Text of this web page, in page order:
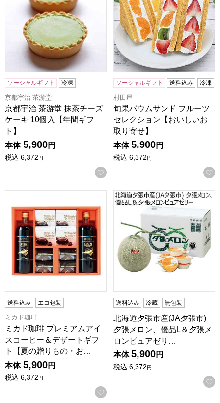
ソーシャルギフト 冷凍
京都宇治 茶游堂
京都宇治 茶游堂 抹茶チーズ
ケーキ 10個入【年間ギフ
ト】
本体 5,900円
税込 6,372円
お気に入りに登録する
ソーシャルギフト 送料込み 冷凍
村田屋
旬果バウムサンド フルーツ
セレクション【おいしいお
取り寄せ】
本体 5,900円
税込 6,372円
ミカド珈琲 プレミアムアイスコーヒー＆デザートギフト【
送料込み エコ包装
ミカド珈琲
ミカド珈琲 プレミアムアイ
スコーヒー＆デザートギフ
ト【夏の贈りもの・お…
本体 5,900円
税込 6,372円
お気に入りに登録する
北海道夕張市産(JA夕張市)
送料込み 冷蔵 無包装
北海道夕張市産(JA夕張市)
夕張メロン、優品L＆夕張メ
ロンピュアゼリ…
本体 5,900円
税込 6,372円